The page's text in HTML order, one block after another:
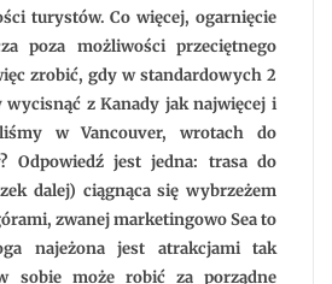
to,
co
najlepsze
Vancouver
jest
w
jego
okolicy
turystów. Co więcej, ogarnięcie
poza możliwości przeciętnego
zrobić, gdy w standardowych 2
z Kanady jak najwięcej i
w Vancouver, wrotach do
Odpowiedź jest jedna: trasa do
dalej) ciągnąca się wybrzeżem
zwanej marketingowo Sea to
najeżona jest atrakcjami tak
sobie może robić za porządne